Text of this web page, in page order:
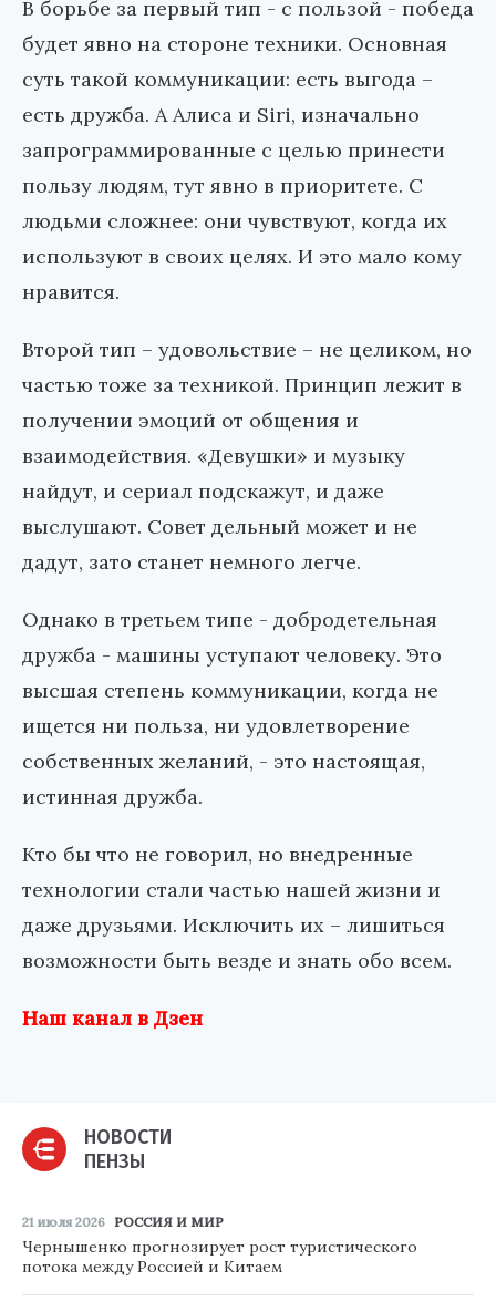
В борьбе за первый тип - с пользой - победа
будет явно на стороне техники. Основная
суть такой коммуникации: есть выгода –
есть дружба. А Алиса и Siri, изначально
запрограммированные с целью принести
пользу людям, тут явно в приоритете. С
людьми сложнее: они чувствуют, когда их
используют в своих целях. И это мало кому
нравится.
Второй тип – удовольствие – не целиком, но
частью тоже за техникой. Принцип лежит в
получении эмоций от общения и
взаимодействия. «Девушки» и музыку
найдут, и сериал подскажут, и даже
выслушают. Совет дельный может и не
дадут, зато станет немного легче.
Однако в третьем типе - добродетельная
дружба - машины уступают человеку. Это
высшая степень коммуникации, когда не
ищется ни польза, ни удовлетворение
собственных желаний, - это настоящая,
истинная дружба.
Кто бы что не говорил, но внедренные
технологии стали частью нашей жизни и
даже друзьями. Исключить их – лишиться
возможности быть везде и знать обо всем.
Наш канал в Дзен
НОВОСТИ
ПЕНЗЫ
21 июля 2026 РОССИЯ И МИР
Чернышенко прогнозирует рост туристического
потока между Россией и Китаем